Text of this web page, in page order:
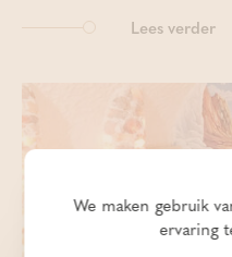
Lees verder
We maken gebruik
ervaring